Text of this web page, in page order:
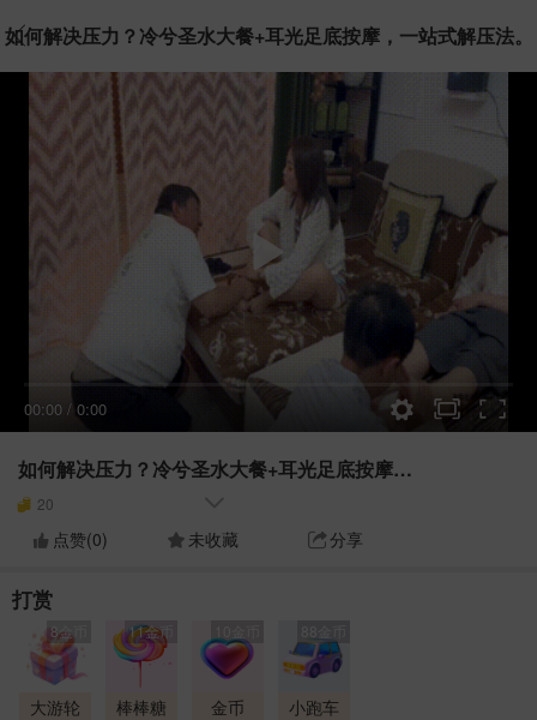
如何解决压力？冷兮圣水大餐+耳光足底按摩，一站式解压法。
00:00 / 0:00
如何解决压力？冷兮圣水大餐+耳光足底按摩，一站式解压法。
20
点赞(0) 未收藏 分享
打赏
大游轮
8金币
棒棒糖
11金币
金币 小跑车